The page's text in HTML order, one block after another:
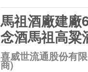
馬祖酒廠建廠
念酒馬祖高粱
喜威世流通股份有
商)